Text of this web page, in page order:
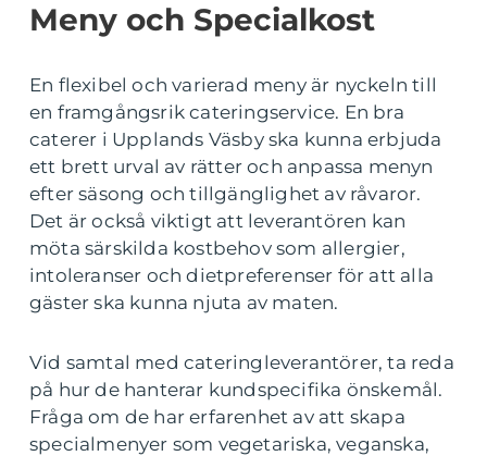
Meny och Specialkost
En flexibel och varierad meny är nyckeln till
en framgångsrik cateringservice. En bra
caterer i Upplands Väsby ska kunna erbjuda
ett brett urval av rätter och anpassa menyn
efter säsong och tillgänglighet av råvaror.
Det är också viktigt att leverantören kan
möta särskilda kostbehov som allergier,
intoleranser och dietpreferenser för att alla
gäster ska kunna njuta av maten.
Vid samtal med cateringleverantörer, ta reda
på hur de hanterar kundspecifika önskemål.
Fråga om de har erfarenhet av att skapa
specialmenyer som vegetariska, veganska,